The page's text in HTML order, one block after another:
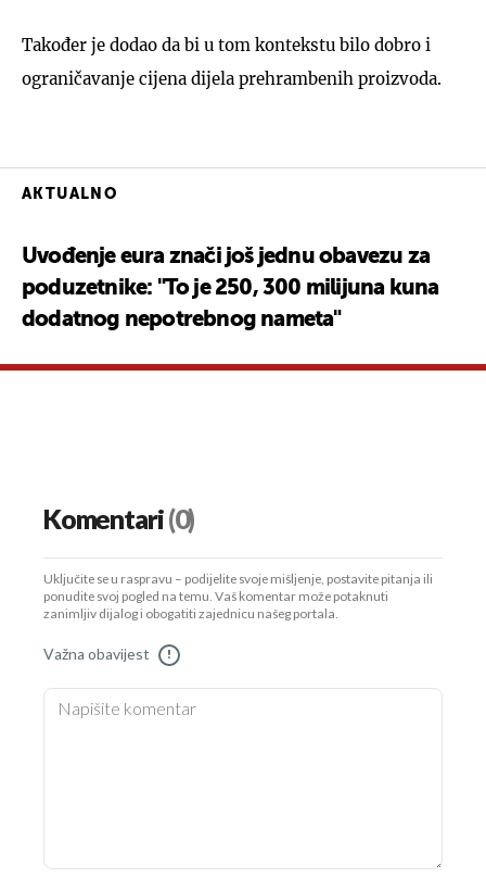
Također je dodao da bi u tom kontekstu bilo dobro i
ograničavanje cijena dijela prehrambenih proizvoda.
AKTUALNO
Uvođenje eura znači još jednu obavezu za
poduzetnike: "To je 250, 300 milijuna kuna
dodatnog nepotrebnog nameta"
Komentari(0)
Uključite se u raspravu – podijelite svoje mišljenje, postavite pitanja ili
ponudite svoj pogled na temu. Vaš komentar može potaknuti
zanimljiv dijalog i obogatiti zajednicu našeg portala.
Važna obavijest !